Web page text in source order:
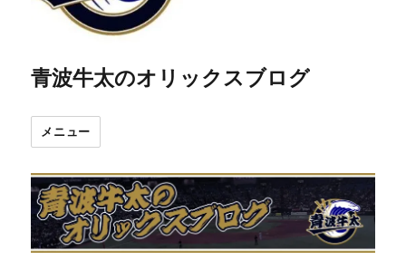
青波牛太のオリックスブログ
メニュー